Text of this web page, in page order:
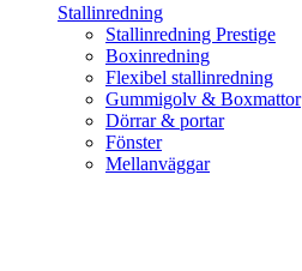
Stallinredning
Stallinredning Prestige
Boxinredning
Flexibel stallinredning
Gummigolv & Boxmattor
Dörrar & portar
Fönster
Mellanväggar